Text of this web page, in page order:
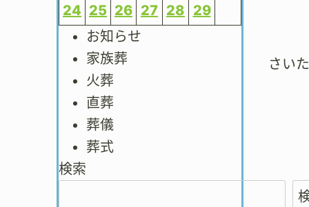
24 25 26 27 28 29
お知らせ
家族葬
火葬
直葬
葬儀
葬式
検索
さい